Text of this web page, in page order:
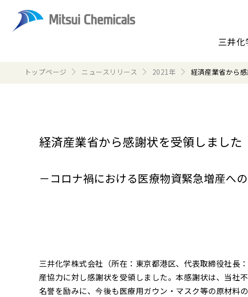
三井化
トップページ ニュースリリース 2021年 経済産業省から
経済産業省から感謝状を受領しました
－コロナ禍における医療物資緊急増産へ
三井化学株式会社（所在：東京都港区、代表取締役社長
産協力に対し感謝状を受領しました。本感謝状は、当社
名誉を励みに、今後も医療用ガウン・マスク等の原材料